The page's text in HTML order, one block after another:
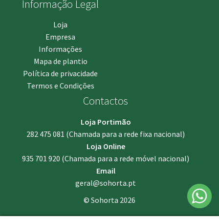
Informação Legal
Loja
Empresa
Informações
Mapa de plantio
Política de privacidade
Termos e Condições
Contactos
Loja Portimão
282 475 081 (Chamada para a rede fixa nacional)
Loja Online
935 701 920 (Chamada para a rede móvel nacional)
Email
geral@sohorta.pt
© Sohorta 2026